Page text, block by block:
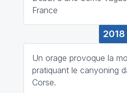
France
2018
Un orage provoque la
pratiquant le canyoning
Corse.